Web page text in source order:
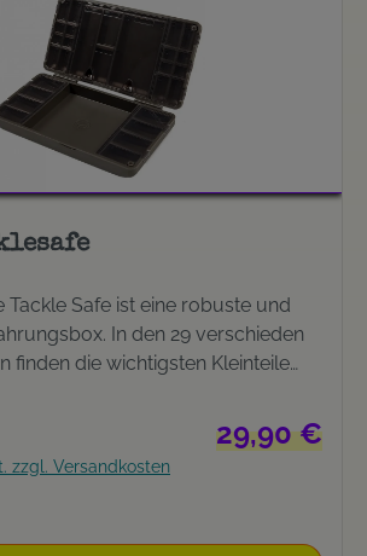
Tackle Safe ist eine robuste und
In den 29 verschieden
finden die wichtigsten Kleinteile
und robust, was ihn ideal für alle
mit leichter Ausrüstung
Regulärer
29,90 €
zzgl. Versandkosten